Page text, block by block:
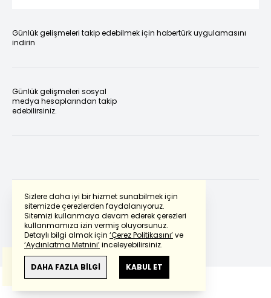
Sizlere daha iyi bir hizmet sunabilmek için
sitemizde çerezlerden faydalanıyoruz.
Sitemizi kullanmaya devam ederek çerezleri
kullanmamıza izin vermiş oluyorsunuz.
Detaylı bilgi almak için ‘Çerez Politikasını’ve
‘Aydınlatma Metnini’inceleyebilirsiniz.
DAHA FAZLA BİLGİ KABUL ET
Günlük gelişmeleri takip edebilmek için habertürk uygulamasını
indirin
Günlük gelişmeleri sosyal
medya hesaplarından takip
edebilirsiniz.
Powered by Translate
Bu çevirideGoogle Transletekullanılmıştır.
Anlam ve çeviri hatalarından
haberturk.com
sorumlu değildir.